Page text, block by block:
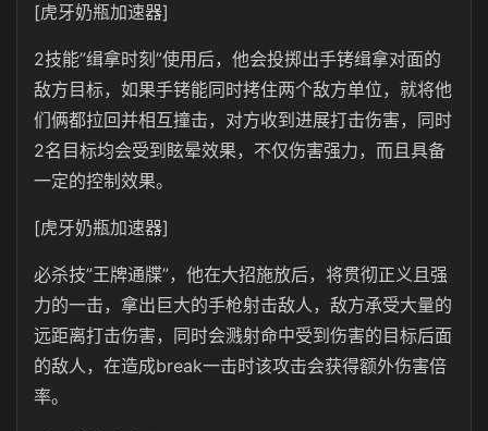
[虎牙奶瓶加速器]
2技能”缉拿时刻”使用后，他会投掷出手铐缉拿对面的
敌方目标，如果手铐能同时拷住两个敌方单位，就将他
们俩都拉回并相互撞击，对方收到进展打击伤害，同时
2名目标均会受到眩晕效果，不仅伤害强力，而且具备
一定的控制效果。
[虎牙奶瓶加速器]
必杀技”王牌通牒”，他在大招施放后，将贯彻正义且强
力的一击，拿出巨大的手枪射击敌人，敌方承受大量的
远距离打击伤害，同时会溅射命中受到伤害的目标后面
的敌人，在造成break一击时该攻击会获得额外伤害倍
率。